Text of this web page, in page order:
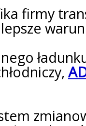
firmy